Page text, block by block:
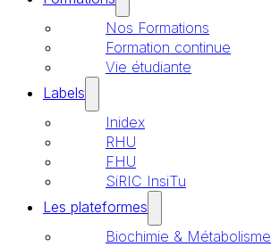
Nos Formations
Formation continue
Vie étudiante
Labels
Inidex
RHU
FHU
SiRIC InsiTu
Les plateformes
Biochimie & Métabolisme